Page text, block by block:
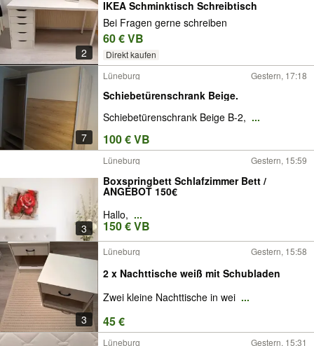
2
IKEA Schminktisch Schreibtisch
Bei Fragen gerne schreiben
60 € VB
Direkt kaufen
7
Lüneburg Gestern, 17:18
Schiebetürenschrank Beige.
Schiebetürenschrank Beige B-2, ...
100 € VB
3
Lüneburg Gestern, 15:59
Boxspringbett Schlafzimmer Bett /
ANGEBOT 150€
Hallo, ...
150 € VB
3
Lüneburg Gestern, 15:58
2 x Nachttische weiß mit Schubladen
Zwei kleine Nachttische in wei ...
45 €
Lüneburg Gestern, 15:31